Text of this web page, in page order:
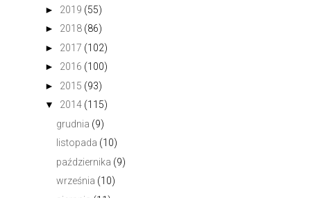
► 2019 (55)
► 2018 (86)
► 2017 (102)
► 2016 (100)
► 2015 (93)
▼
2014 (115)
grudnia (9)
listopada (10)
października (9)
września (10)